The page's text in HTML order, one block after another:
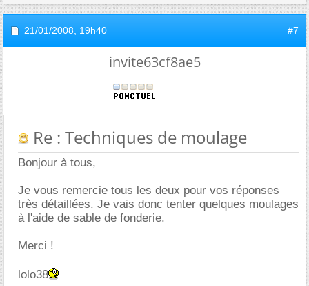
21/01/2008, 19h40 #7
invite63cf8ae5
Re : Techniques de moulage
Bonjour à tous,
Je vous remercie tous les deux pour vos réponses
très détaillées. Je vais donc tenter quelques moulages
à l'aide de sable de fonderie.
Merci !
lolo38